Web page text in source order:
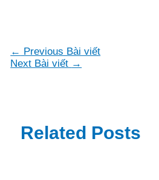
Điều
hướng
← Previous Bài viết
Next Bài viết →
Related Posts